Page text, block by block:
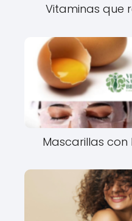
Vitaminas que
Mascarillas